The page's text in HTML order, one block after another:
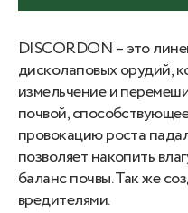
DISCORDON – это
дисколаповых орудий,
измельчение и
почвой,
провокацию роста
позволяет накопить
баланс почвы. Так же
вредителями.